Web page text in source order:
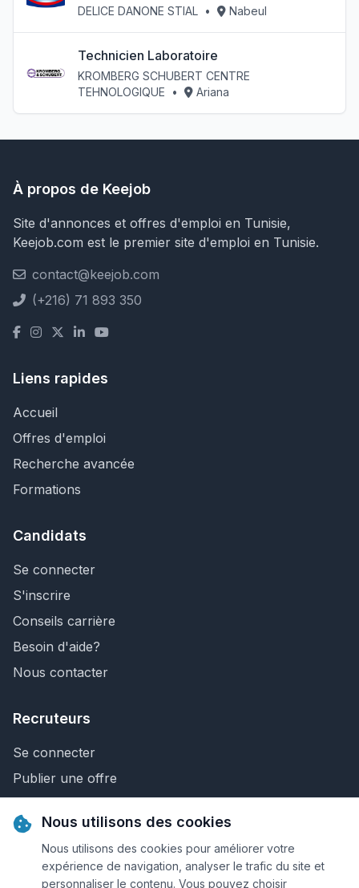
DELICE DANONE STIAL • Nabeul
Technicien Laboratoire
KROMBERG SCHUBERT CENTRE
TEHNOLOGIQUE
• Ariana
À propos de Keejob
Site d'annonces et offres d'emploi en Tunisie,
Keejob.com est le premier site d'emploi en Tunisie.
contact@keejob.com
(+216) 71 893 350
Liens rapides
Accueil
Offres d'emploi
Recherche avancée
Formations
Candidats
Se connecter
S'inscrire
Conseils carrière
Besoin d'aide?
Nous contacter
Recruteurs
Se connecter
Publier une offre
Nous contacter
Nous utilisons des cookies
Nous utilisons des cookies pour améliorer votre
expérience de navigation, analyser le trafic du site et
personnaliser le contenu. Vous pouvez choisir